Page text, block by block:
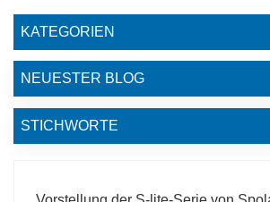
KATEGORIEN
NEUESTER BLOG
STICHWORTE